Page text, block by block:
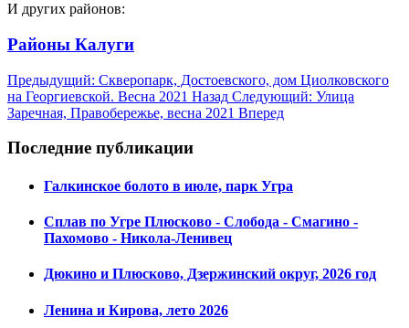
И других районов:
Районы Калуги
Предыдущий: Скверопарк, Достоевского, дом Циолковского
на Георгиевской. Весна 2021 Назад Следующий: Улица
Заречная, Правобережье, весна 2021 Вперед
Последние публикации
Галкинское болото в июле, парк Угра
Сплав по Угре Плюсково - Слобода - Смагино -
Пахомово - Никола-Ленивец
Дюкино и Плюсково, Дзержинский округ, 2026 год
Ленина и Кирова, лето 2026